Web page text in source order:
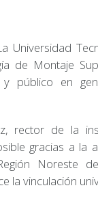
Universidad
de Montaje
y público en
rector de la
gracias a la
Noreste
la vinculación